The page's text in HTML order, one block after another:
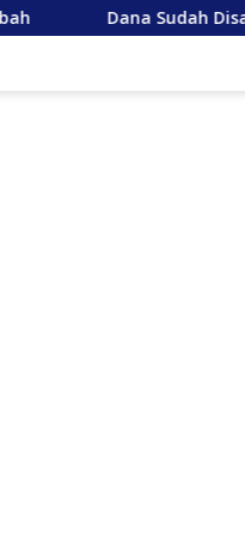
Disalurkan, Mentan